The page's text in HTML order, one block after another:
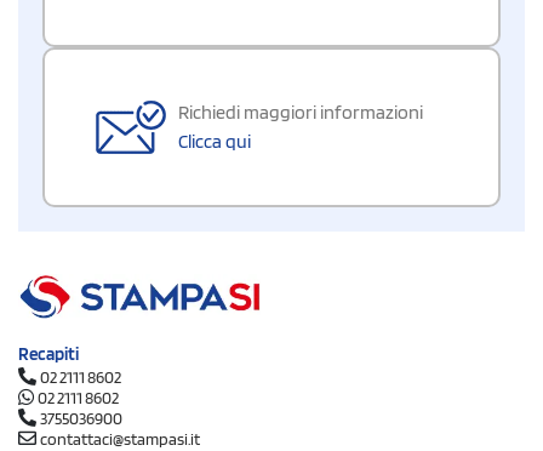
Richiedi maggiori informazioni
Clicca qui
Recapiti
02 2111 8602
02 2111 8602
3755036900
contattaci@stampasi.it